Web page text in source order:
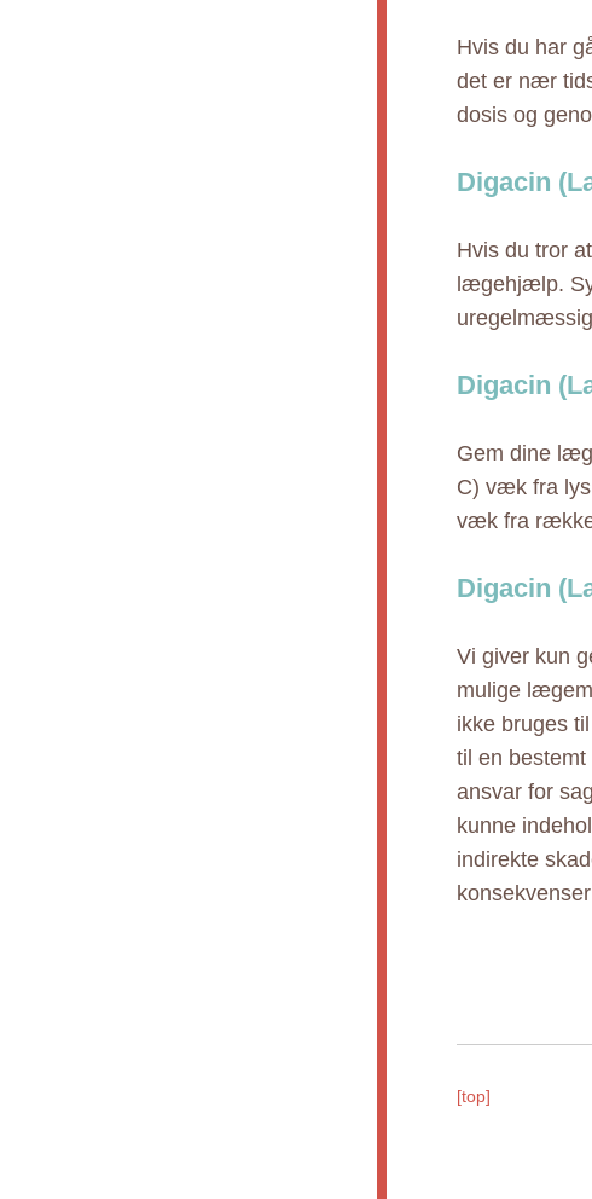
Hvis du har
det er nær
dosis og
Digacin
Hvis du tror
lægehjælp.
Digacin
Gem dine
C) væk fra
væk fra
Digacin
Vi giver kun
mulige
ikke bruges
til en
ansvar for
kunne
indirekte
[top]